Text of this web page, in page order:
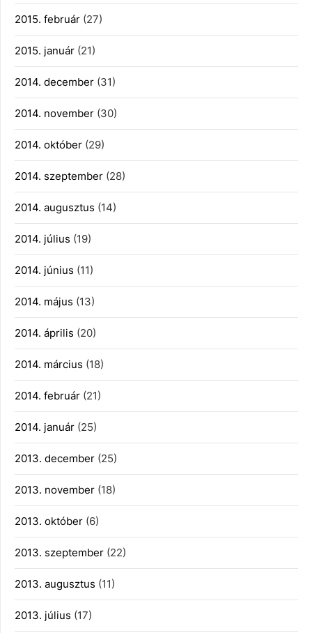
2015. február (27)
2015. január (21)
2014. december (31)
2014. november (30)
2014. október (29)
2014. szeptember (28)
2014. augusztus (14)
2014. július (19)
2014. június (11)
2014. május (13)
2014. április (20)
2014. március (18)
2014. február (21)
2014. január (25)
2013. december (25)
2013. november (18)
2013. október (6)
2013. szeptember (22)
2013. augusztus (11)
2013. július (17)